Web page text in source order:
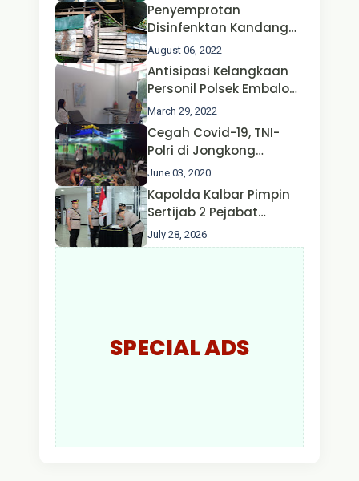
Penyemprotan
Disinfenktan Kandang
Ternak Kambing warga
Oleh Satgas Ops Aman
Nusa II Polda Kalbar*
August 06, 2022
Antisipasi Kelangkaan
Personil Polsek Embaloh
Hulu Gencar Lakukan
Pengecekan Oksigen
March 29, 2022
Cegah Covid-19, TNI-
Polri di Jongkong
Himbau Masyarakat
Jangan Kumpul Hinga
Larut Malam.
June 03, 2020
Kapolda Kalbar Pimpin
Sertijab 2 Pejabat
Utama dan 7 Kapolres,
AKBP Wisnu Perdana
July 28, 2026
SPECIAL ADS